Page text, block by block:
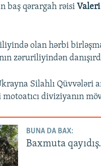
baş qərargah rəisi
olan hərbi
zəruriliyindən
Silahlı Qüvvələri
diviziyanın
BUNA DA BAX:
Baxmuta